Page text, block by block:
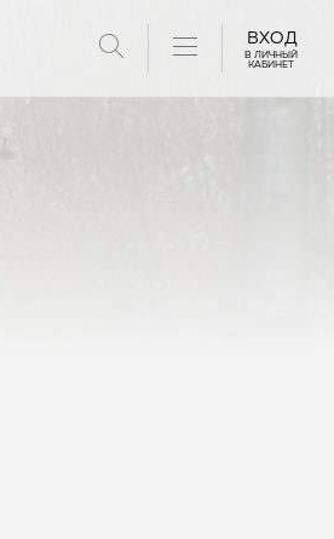
ВХОД
В ЛИЧНЫЙ
КАБИНЕТ